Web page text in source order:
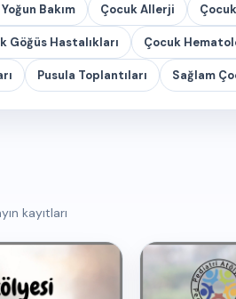
Bakım Çocuk Allerji
Göğüs Hastalıkları Çocuk
Pusula Toplantıları Sağlam
kayıtları